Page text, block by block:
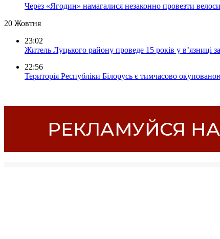
Через «Ягодин» намагалися незаконно провезти
20 Жовтня
23:02
Житель Луцького району проведе 15 років у в’язниці
22:56
Територія Республіки Білорусь є тимчасово